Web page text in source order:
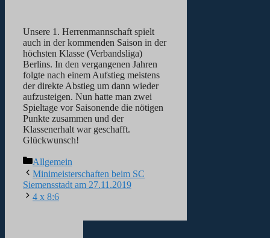
Unsere 1. Herrenmannschaft spielt
auch in der kommenden Saison in der
höchsten Klasse (Verbandsliga)
Berlins. In den vergangenen Jahren
folgte nach einem Aufstieg meistens
der direkte Abstieg um dann wieder
aufzusteigen. Nun hatte man zwei
Spieltage vor Saisonende die nötigen
Punkte zusammen und der
Klassenerhalt war geschafft.
Glückwunsch!
Kategorien
Allgemein
Minimeisterschaften beim SC
Siemensstadt am 27.11.2019
4 x 8:6